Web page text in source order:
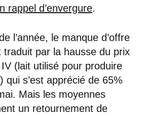
rappel d’envergure.
l’année, le manque d’offre
traduit par la hausse du prix
(lait utilisé pour produire
qui s’est apprécié de 65%
Mais les moyennes
un retournement de